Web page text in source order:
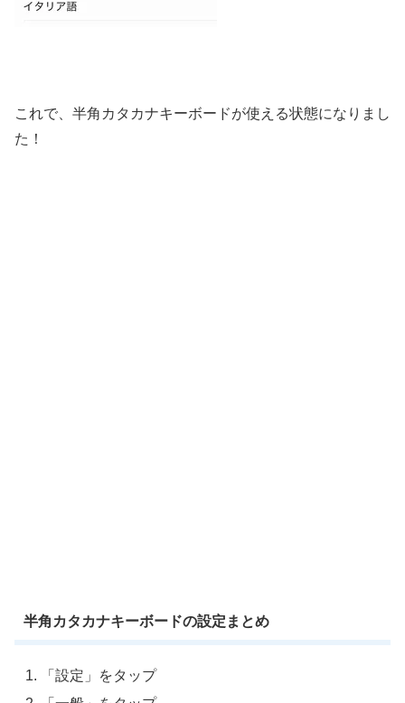
これで、半角カタカナキーボードが使える状態になりまし
た！
半角カタカナキーボードの設定まとめ
「設定」をタップ